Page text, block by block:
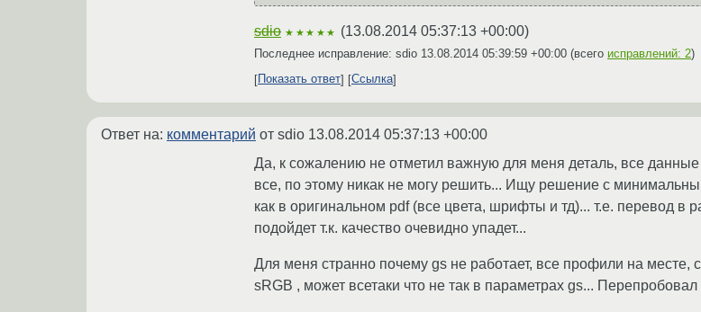
sdio ★★★★★ (13.08.2014 05:37:13 +00:00)
Последнее исправление: sdio 13.08.2014 05:39:59 +00:00 (всего исправлений: 2)
Показать ответ
Ссылка
Ответ на: комментарий от sdio 13.08.2014 05:37:13 +00:00
Да, к сожалению не отметил важную для меня деталь, все
все, по этому никак не могу решить... Ищу решение с
как в оригинальном pdf (все цвета, шрифты и тд)... т.е. перевод в
подойдет т.к. качество очевидно упадет...
Для меня странно почему gs не работает, все профили на месте,
sRGB , может всетаки что не так в параметрах gs...